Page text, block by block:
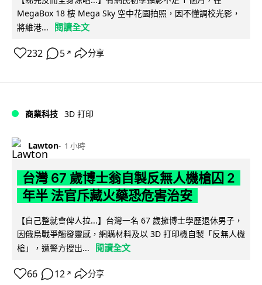
MegaBox 18 樓 Mega Sky 空中花園拍照，因不懂調校光影，
將維港...
閱讀全文
232 5 ↗ 分享
商業科技 3D 打印
Lawton 1 小時
台灣 67 歲博士翁自製反無人機槍囚 2
年半 法官斥藏火藥恐危害治安
【自己整就會俾人拉...】台灣一名 67 歲擁博士學歷退休男子，
因俄烏戰爭觸發靈感，網購材料及以 3D 打印機自製「反無人機
槍」，遭警方搜出...
閱讀全文
66 12 ↗ 分享